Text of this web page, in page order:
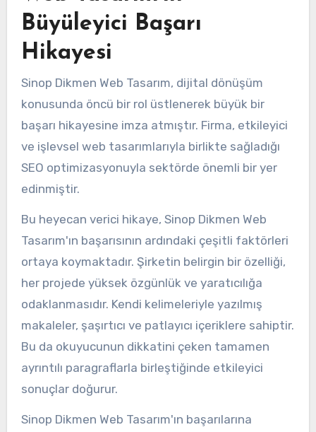
Büyüleyici Başarı
Hikayesi
Sinop Dikmen Web Tasarım, dijital dönüşüm
konusunda öncü bir rol üstlenerek büyük bir
başarı hikayesine imza atmıştır. Firma, etkileyici
ve işlevsel web tasarımlarıyla birlikte sağladığı
SEO optimizasyonuyla sektörde önemli bir yer
edinmiştir.
Bu heyecan verici hikaye, Sinop Dikmen Web
Tasarım'ın başarısının ardındaki çeşitli faktörleri
ortaya koymaktadır. Şirketin belirgin bir özelliği,
her projede yüksek özgünlük ve yaratıcılığa
odaklanmasıdır. Kendi kelimeleriyle yazılmış
makaleler, şaşırtıcı ve patlayıcı içeriklere sahiptir.
Bu da okuyucunun dikkatini çeken tamamen
ayrıntılı paragraflarla birleştiğinde etkileyici
sonuçlar doğurur.
Sinop Dikmen Web Tasarım'ın başarılarına